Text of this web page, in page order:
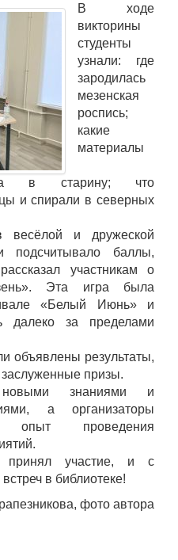
В ходе
викторины
студенты
узнали: где
зародилась
мезенская
роспись;
какие
материалы
в старину; что
и спирали в северных
весёлой и дружеской
баллы,
участникам о
Эта игра была
«Белый Июнь» и
далеко за пределами
объявлены результаты,
заслуженные призы.
знаниями и
а организаторы
опыт проведения
принял участие, и с
в библиотеке!
фото автора